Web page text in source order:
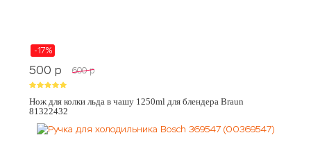
-17%
500 p 600 p
Нож для колки льда в чашу 1250ml для блендера Braun
81322432